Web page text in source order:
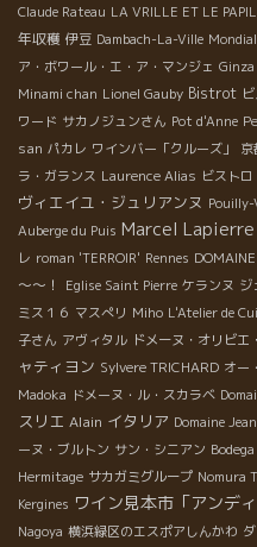
Claude Rateau LA VRILLE ET LE
年収穫 伊豆 Dambach-La-Ville
ア・ボワール・エ・ア・マンジェ
Minami chan Lionel Gauby Bistrot
ワード サカノジュンさん Pot d'Anne
san パカレ ワインバー「クルーズ」 京
ラ・ガランス Laurence Alias ビスト
ヴィエイユ・ジュリアンヌ
Auberge du Puis Marcel Lapierre
レ roman 'TERROIR' Rennes
～～！
Eglise Saint Pierre ケランヌ ジ
ミス１６ マスぺリ Miho L'Atelier de
子さん アヴィタル ドメーヌ・オリビエ
ャティヨン Sylvere TRICHARD オー
Madoka ドメーヌ・ル・スカラベ
スリエ Alain イタリア Domaine
ーヌ・ブルトン サン・シニアン
Hermitage サカガミグループ Nomura
Kergines ワイン見本市「アンディ
Nagoya 横浜緑区のエスポアしんかわ